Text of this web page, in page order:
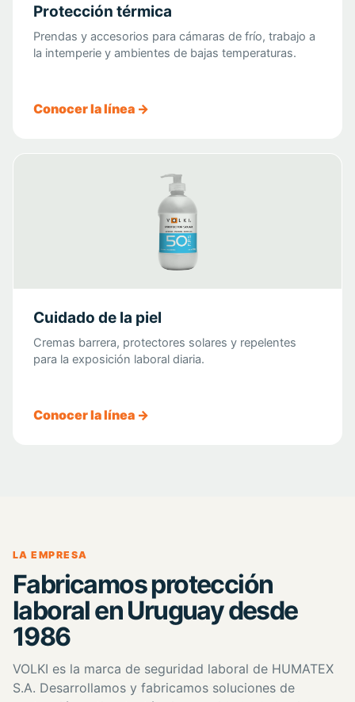
Protección térmica
Prendas y accesorios para cámaras de frío, trabajo a
la intemperie y ambientes de bajas temperaturas.
Conocer la línea →
Cuidado de la piel
Cremas barrera, protectores solares y repelentes
para la exposición laboral diaria.
Conocer la línea →
LA EMPRESA
Fabricamos protección
laboral en Uruguay desde
1986
VOLKI es la marca de seguridad laboral de HUMATEX
S.A. Desarrollamos y fabricamos soluciones de